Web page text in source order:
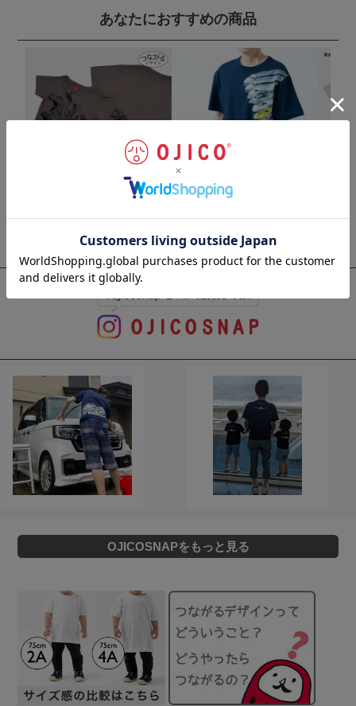
あなたにおすすめの商品
半袖Tシャツ 最強王図鑑 The Ul
timate Tournament×OJICO「Th
半袖Tシャツ「新幹線オールス
ター」
UPER
OJICOSNAPをもっと見る